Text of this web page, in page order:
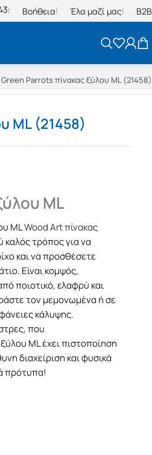
Βοήθεια Έλα μαζί μας B2B
Green Parrots πίνακας ξύλου ML (21458)
ML (21458)
ML
MLWood Art πίνακας
καλός τρόπος για να
και να προσθέσετε
Είναι κομψός,
ποιοτικό, ελαφρύ και
τον μεμονωμένα ή σε
κάλυψης.
που
ML έχει πιστοποίηση
διαχείριση και φυσικά
πρότυπα!